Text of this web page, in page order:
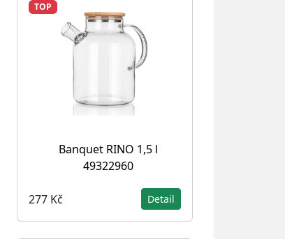
TOP
Banquet RINO 1,5 l
49322960
277 Kč Detail